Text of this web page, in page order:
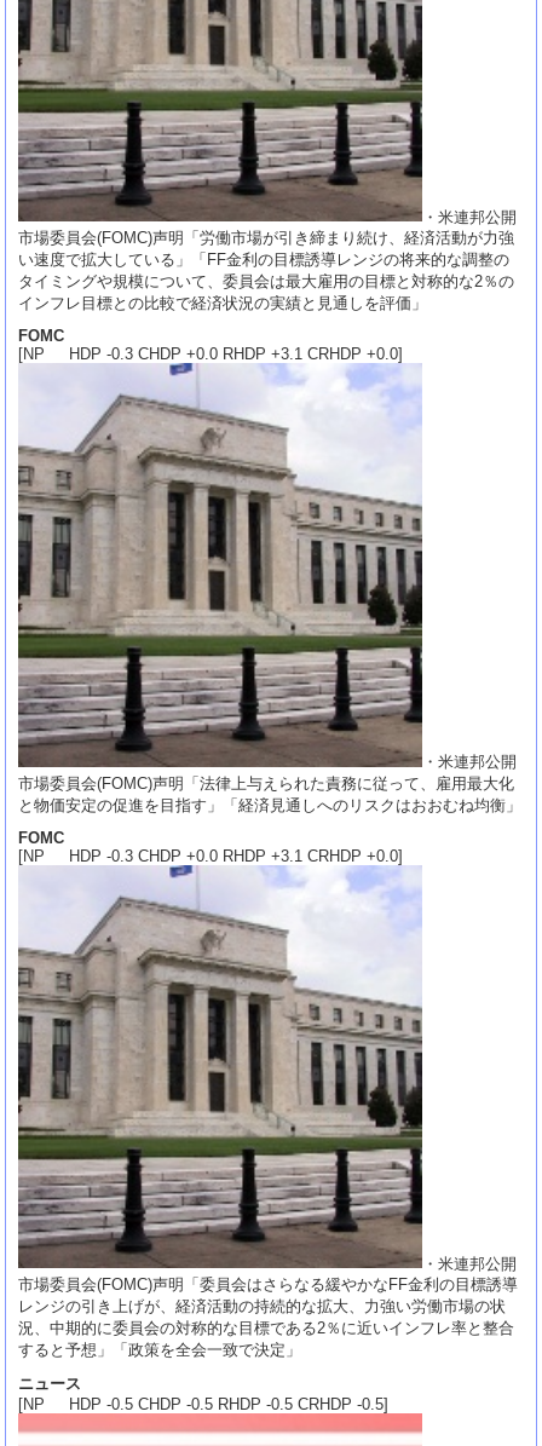
・米連邦公開
市場委員会(FOMC)声明「労働市場が引き締まり続け、経済活動が力強
い速度で拡大している」「FF金利の目標誘導レンジの将来的な調整の
タイミングや規模について、委員会は最大雇用の目標と対称的な2％の
インフレ目標との比較で経済状況の実績と見通しを評価」
FOMC
[NP HDP -0.3 CHDP +0.0 RHDP +3.1 CRHDP +0.0]
・米連邦公開
市場委員会(FOMC)声明「法律上与えられた責務に従って、雇用最大化
と物価安定の促進を目指す」「経済見通しへのリスクはおおむね均衡」
FOMC
[NP HDP -0.3 CHDP +0.0 RHDP +3.1 CRHDP +0.0]
・米連邦公開
市場委員会(FOMC)声明「委員会はさらなる緩やかなFF金利の目標誘導
レンジの引き上げが、経済活動の持続的な拡大、力強い労働市場の状
況、中期的に委員会の対称的な目標である2％に近いインフレ率と整合
すると予想」「政策を全会一致で決定」
ニュース
[NP HDP -0.5 CHDP -0.5 RHDP -0.5 CRHDP -0.5]